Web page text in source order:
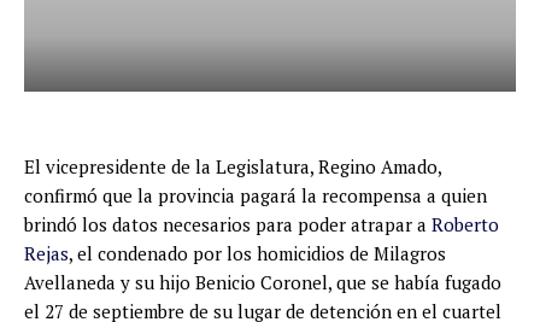
El vicepresidente de la Legislatura, Regino Amado,
confirmó que la provincia pagará la recompensa a quien
brindó los datos necesarios para poder atrapar a Roberto
Rejas, el condenado por los homicidios de Milagros
Avellaneda y su hijo Benicio Coronel, que se había fugado
el 27 de septiembre de su lugar de detención en el cuartel